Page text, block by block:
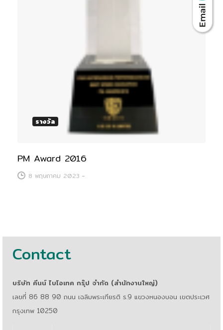
รางวัล
PM Award 2016
8 พฤษภาคม 2023 -
Contact
บริษัท คีนน์ ไบโอเทค กรุ๊ป จำกัด (สำนักงานใหญ่)
เลขที่ 86 88 90 ถนน เฉลิมพระเกียรติ ร.9 แขวงหนองบอน เขตประเวศ
กรุงเทพ 10250